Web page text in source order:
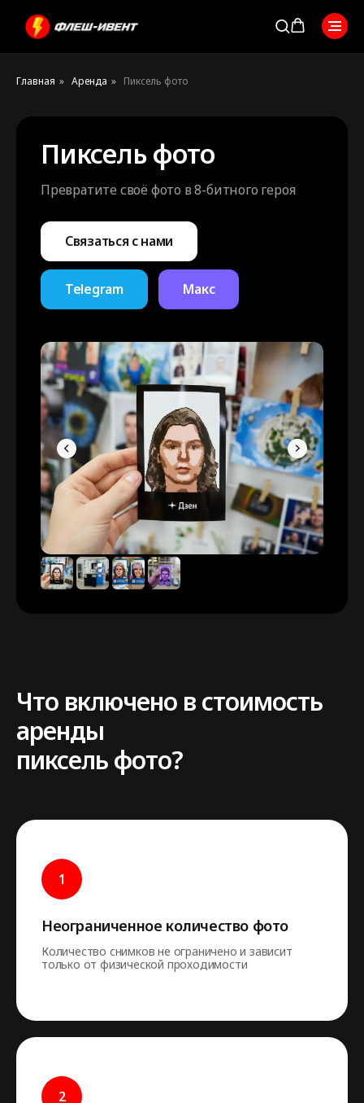
Главная » Аренда » Пиксель фото
Пиксель фото
Превратите своё фото в 8-битного героя
Связаться с нами
Telegram Макс
Что включено в стоимость
аренды
пиксель фото?
Неограниченное количество фото
Количество снимков не ограничено и зависит
только от физической проходимости